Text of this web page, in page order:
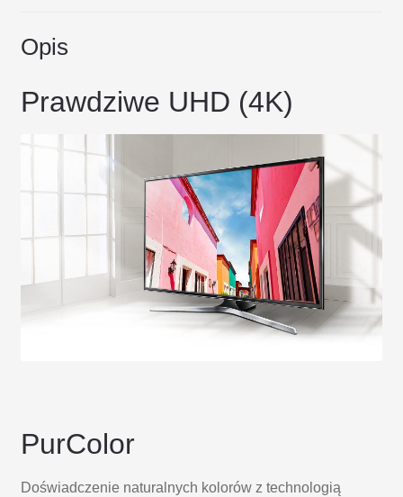
Opis
Prawdziwe UHD (4K)
PurColor
Doświadczenie naturalnych kolorów z technologią